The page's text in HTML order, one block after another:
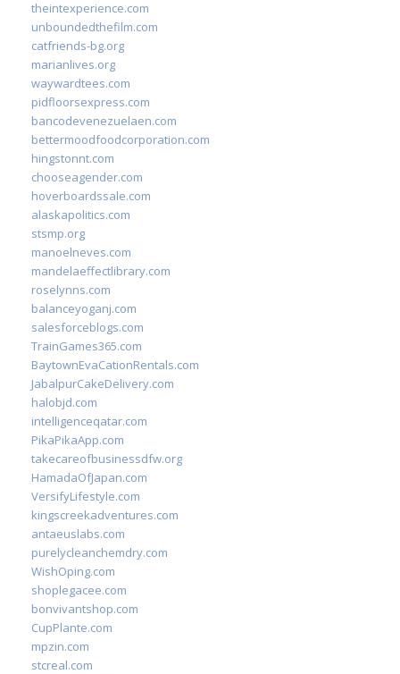
theintexperience.com
unboundedthefilm.com
catfriends-bg.org
marianlives.org
waywardtees.com
pidfloorsexpress.com
bancodevenezuelaen.com
bettermoodfoodcorporation.com
hingstonnt.com
chooseagender.com
hoverboardssale.com
alaskapolitics.com
stsmp.org
manoelneves.com
mandelaeffectlibrary.com
roselynns.com
balanceyoganj.com
salesforceblogs.com
TrainGames365.com
BaytownEvaCationRentals.com
JabalpurCakeDelivery.com
halobjd.com
intelligenceqatar.com
PikaPikaApp.com
takecareofbusinessdfw.org
HamadaOfJapan.com
VersifyLifestyle.com
kingscreekadventures.com
antaeuslabs.com
purelycleanchemdry.com
WishOping.com
shoplegacee.com
bonvivantshop.com
CupPlante.com
mpzin.com
stcreal.com